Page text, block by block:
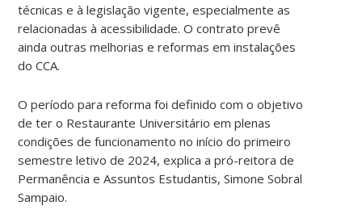
técnicas e à legislação vigente, especialmente as
relacionadas à acessibilidade. O contrato prevê
ainda outras melhorias e reformas em instalações
do CCA.
O período para reforma foi definido com o objetivo
de ter o Restaurante Universitário em plenas
condições de funcionamento no início do primeiro
semestre letivo de 2024, explica a pró-reitora de
Permanência e Assuntos Estudantis, Simone Sobral
Sampaio.